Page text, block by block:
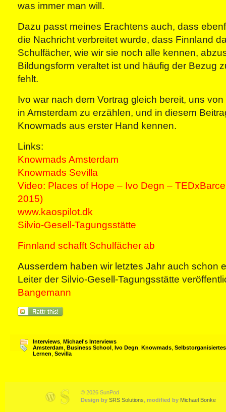
was immer man will.
Dazu passt meines Erachtens auch, dass
die Nachricht verbreitet wurde, dass Finnland
Schulfächer, wie wir sie noch alle kennen,
Bildungsform veraltet ist und häufig der Bezug
fehlt.
Ivo war nach dem Vortrag gleich bereit, uns
in Amsterdam zu erzählen, und in diesem
Knowmads aus erster Hand kennen.
Links:
Knowmads Amsterdam
Knowmads Sevilla
Video: Places of Hope – Ivo Degn –
2015)
www.kaospilot.dk
Silvio-Gesell-Tagungsstätte
Finnland schafft Schulfächer ab
Ausserdem haben wir letztes Jahr auch schon
Leiter der Silvio-Gesell-Tagungsstätte
Bangemann
Interviews Michael's Interviews
Amsterdam Business School Ivo Degn Knowmads Selbstorganisiertes
Lernen Sevilla
© 2026 SunPod
Design by SRS Solutions modified by Michael Bonke